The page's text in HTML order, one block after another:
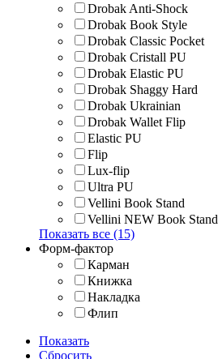
Drobak Anti-Shock
Drobak Book Style
Drobak Classic Pocket
Drobak Cristall PU
Drobak Elastic PU
Drobak Shaggy Hard
Drobak Ukrainian
Drobak Wallet Flip
Elastic PU
Flip
Lux-flip
Ultra PU
Vellini Book Stand
Vellini NEW Book Stand
Показать все (15)
Форм-фактор
Карман
Книжка
Накладка
Флип
Показать
Сбросить